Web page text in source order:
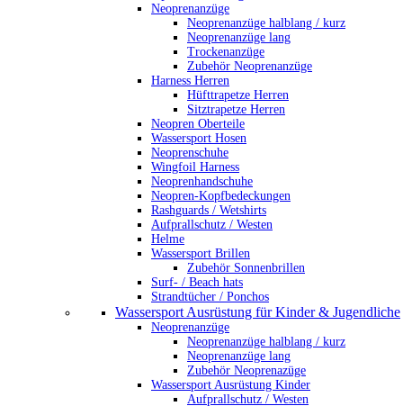
Neoprenanzüge
Neoprenanzüge halblang / kurz
Neoprenanzüge lang
Trockenanzüge
Zubehör Neoprenanzüge
Harness Herren
Hüfttrapetze Herren
Sitztrapetze Herren
Neopren Oberteile
Wassersport Hosen
Neoprenschuhe
Wingfoil Harness
Neoprenhandschuhe
Neopren-Kopfbedeckungen
Rashguards / Wetshirts
Aufprallschutz / Westen
Helme
Wassersport Brillen
Zubehör Sonnenbrillen
Surf- / Beach hats
Strandtücher / Ponchos
Wassersport Ausrüstung für Kinder & Jugendliche
Neoprenanzüge
Neoprenanzüge halblang / kurz
Neoprenanzüge lang
Zubehör Neoprenazüge
Wassersport Ausrüstung Kinder
Aufprallschutz / Westen